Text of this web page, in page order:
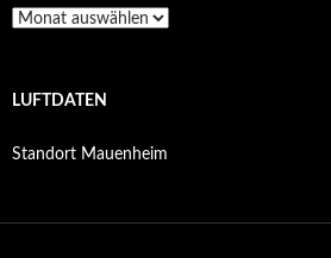
Archiv
LUFTDATEN
Standort Mauenheim